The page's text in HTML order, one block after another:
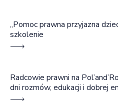
„Pomoc prawna przyjazna
szkolenie
Radcowie prawni na
dni rozmów, edukacji i dobrej